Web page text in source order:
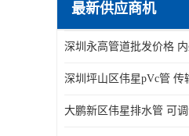
最新供应商机